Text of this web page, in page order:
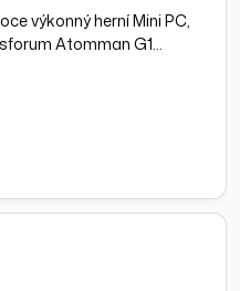
výkonný herní Mini PC,
Atomman G1…